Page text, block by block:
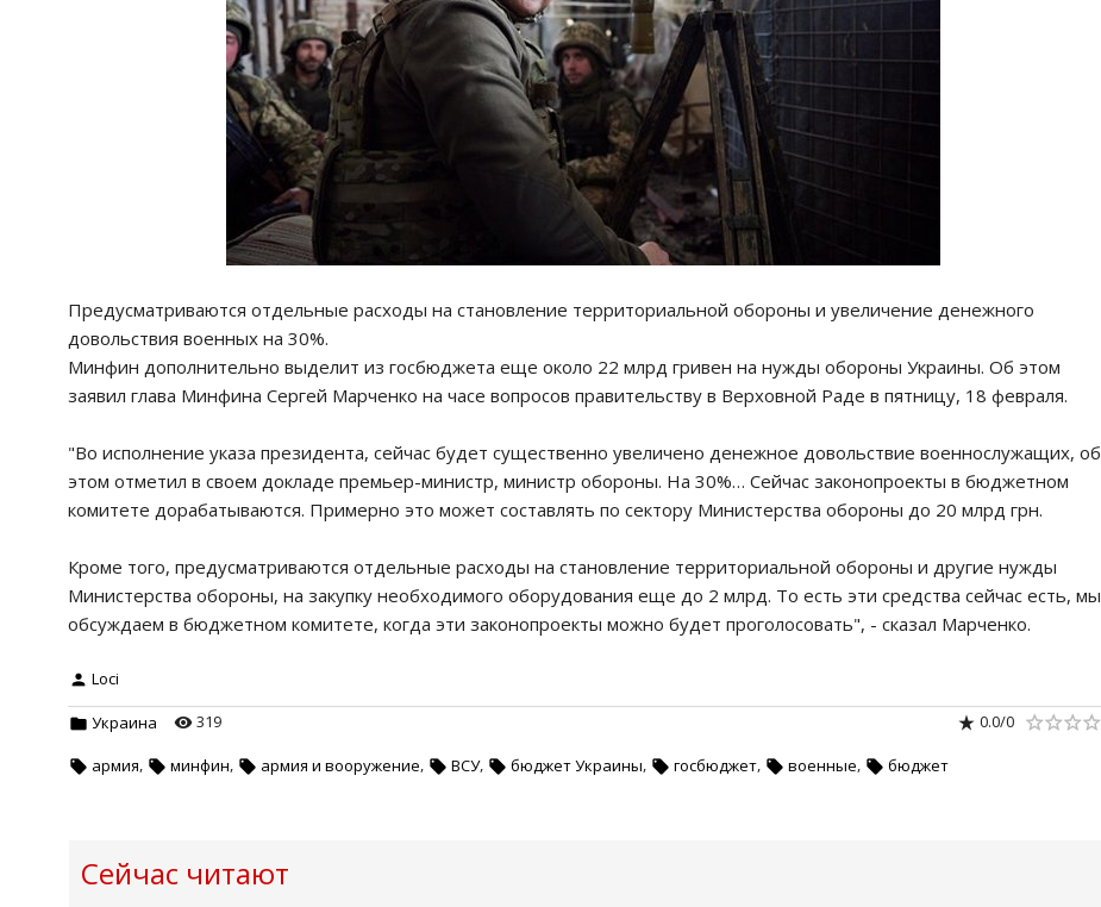
Предусматриваются отдельные расходы на становление территориальной обороны и увеличение денежного
довольствия военных на 30%.
Минфин дополнительно выделит из госбюджета еще около 22 млрд гривен на нужды обороны Украины. Об этом
заявил глава Минфина Сергей Марченко на часе вопросов правительству в Верховной Раде в пятницу, 18 февраля.
"Во исполнение указа президента, сейчас будет существенно увеличено денежное довольствие военнослужащих, об
этом отметил в своем докладе премьер-министр, министр обороны. На 30%… Сейчас законопроекты в бюджетном
комитете дорабатываются. Примерно это может составлять по сектору Министерства обороны до 20 млрд грн.
Кроме того, предусматриваются отдельные расходы на становление территориальной обороны и другие нужды
Министерства обороны, на закупку необходимого оборудования еще до 2 млрд. То есть эти средства сейчас есть, мы
обсуждаем в бюджетном комитете, когда эти законопроекты можно будет проголосовать", - сказал Марченко.
Loci
Украина 319 0.0/0
армия минфин армия и вооружение ВСУ, бюджет Украины госбюджет военные бюджет
Сейчас читают